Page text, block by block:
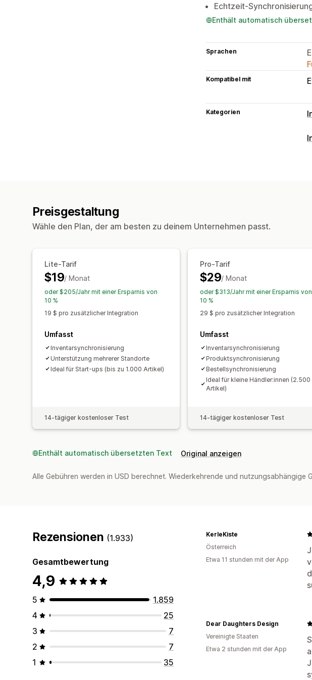
Echtzeit-
Enthält automatisch
Sprachen
Kompatibel mit
Kategorien
Preisgestaltung
Wähle den Plan, der am besten zu deinem Unternehmen passt.
Lite-Tarif
$19/ Monat
oder $205/Jahr mit einer Ersparnis von
10 %
19 $ pro zusätzlicher Integration
Umfasst
Inventarsynchronisierung
Unterstützung mehrerer Standorte
Ideal für Start-ups (bis zu 1.000 Artikel)
14-tägiger kostenloser Test
Pro-Tarif
$29/ Monat
oder $313/Jahr mit einer Ersparnis von
10 %
29 $ pro zusätzlicher Integration
Umfasst
Inventarsynchronisierung
Produktsynchronisierung
Bestellsynchronisierung
Ideal für kleine Händler:innen (2.500
Artikel)
14-tägiger kostenloser Test
Enthält automatisch übersetzten Text Original anzeigen
Alle Gebühren werden in USD berechnet. Wiederkehrende und nutzungsabhängige
Rezensionen (1.933)
Gesamtbewertung
4,9
5
1.859
4
25
3
7
2
7
1
35
KerleKiste
Österreich
Etwa 11 stunden mit der App
Dear Daughters Design
Vereinigte Staaten
Etwa 2 stunden mit der App